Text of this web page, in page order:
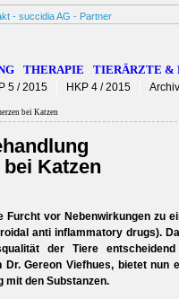
- succidia AG - Partner
THERAPIE TIERÄRZTE &
5 / 2015 HKP 4 / 2015 Archiv
bei Katzen
Katzen
Furcht vor Nebenwirkungen zu
anti inflammatory drugs).
der Tiere
Gereon Viefhues, bietet nun
mit den Substanzen.